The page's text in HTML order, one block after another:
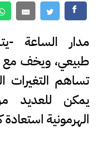
مدار الساعة -
طبيعي، ويخف مع
تساهم التغيرات
يمكن للعديد
الهرمونية استعادة